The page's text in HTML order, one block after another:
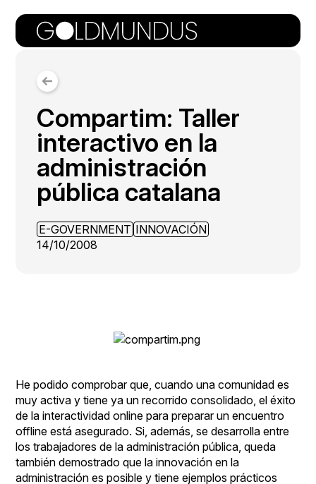
Compartim: Taller
interactivo en la
administración
pública catalana
E-GOVERNMENT INNOVACIÓN
14/10/2008
He podido comprobar que, cuando una comunidad es
muy activa y tiene ya un recorrido consolidado, el éxito
de la interactividad online para preparar un encuentro
offline está asegurado. Si, además, se desarrolla entre
los trabajadores de la administración pública, queda
también demostrado que la innovación en la
administración es posible y tiene ejemplos prácticos